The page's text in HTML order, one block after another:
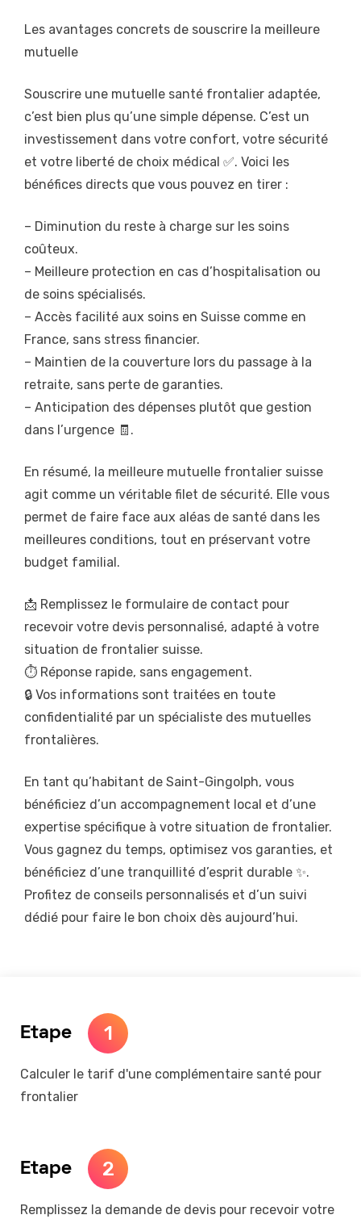
Les avantages concrets de souscrire la meilleure
mutuelle
Souscrire une mutuelle santé frontalier adaptée,
c’est bien plus qu’une simple dépense. C’est un
investissement dans votre confort, votre sécurité
et votre liberté de choix médical ✅. Voici les
bénéfices directs que vous pouvez en tirer :
– Diminution du reste à charge sur les soins
coûteux.
– Meilleure protection en cas d’hospitalisation ou
de soins spécialisés.
– Accès facilité aux soins en Suisse comme en
France, sans stress financier.
– Maintien de la couverture lors du passage à la
retraite, sans perte de garanties.
– Anticipation des dépenses plutôt que gestion
dans l’urgence 🧾.
En résumé, la meilleure mutuelle frontalier suisse
agit comme un véritable filet de sécurité. Elle vous
permet de faire face aux aléas de santé dans les
meilleures conditions, tout en préservant votre
budget familial.
📩 Remplissez le formulaire de contact pour
recevoir votre devis personnalisé, adapté à votre
situation de frontalier suisse.
⏱️ Réponse rapide, sans engagement.
🔒 Vos informations sont traitées en toute
confidentialité par un spécialiste des mutuelles
frontalières.
En tant qu’habitant de Saint-Gingolph, vous
bénéficiez d’un accompagnement local et d’une
expertise spécifique à votre situation de frontalier.
Vous gagnez du temps, optimisez vos garanties, et
bénéficiez d’une tranquillité d’esprit durable ✨.
Profitez de conseils personnalisés et d’un suivi
dédié pour faire le bon choix dès aujourd’hui.
Etape 1
Calculer le tarif d'une complémentaire santé pour
frontalier
Etape 2
Remplissez la demande de devis pour recevoir votre